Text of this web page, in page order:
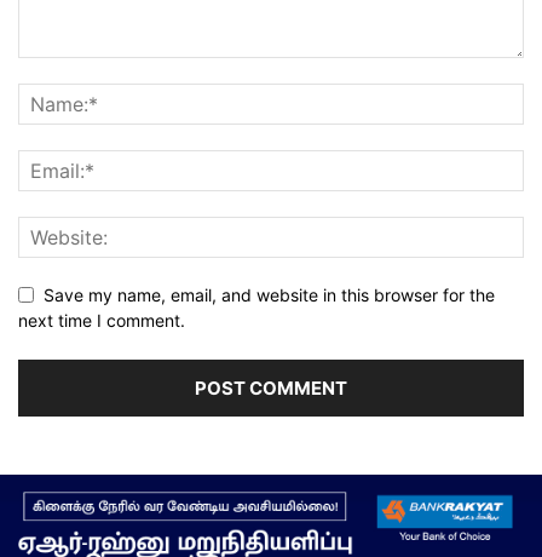
Save my name, email, and website in this browser for the
next time I comment.